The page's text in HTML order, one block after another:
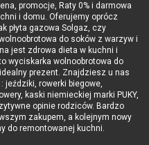
promocje, Raty 0% i darmowa
i domu. Oferujemy oprócz
płyta gazowa Solgaz, czy
do soków z warzyw i
jest zdrowa dieta w kuchni i
wyciskarka wolnoobrotowa do
prezent. Znajdziesz u nas
jeździki, rowerki biegowe,
kaski niemieckiej marki PUKY,
opinie rodziców. Bardzo
zakupem, a kolejnym nowy
do remontowanej kuchni.